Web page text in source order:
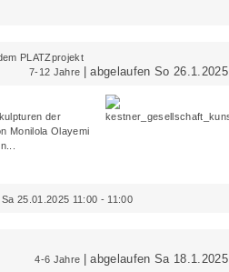
PLATZprojekt
7-12 Jahre | abgelaufen So 26.1.2025
der
Monilola Olayemi
25.01.2025 11:00 - 11:00
4-6 Jahre | abgelaufen Sa 18.1.2025